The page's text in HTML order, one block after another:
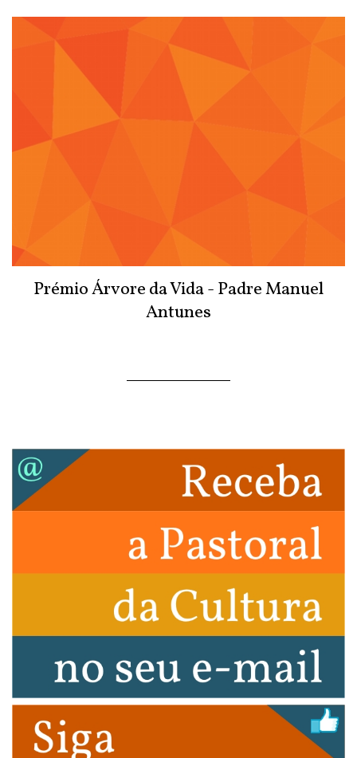
Prémio Árvore da Vida - Padre Manuel
Antunes